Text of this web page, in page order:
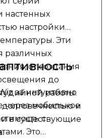
настенных
настройки
Эти
различных
от создания
до
работы.
и
в существующие
за интуитивно
через мобильное
с
Это